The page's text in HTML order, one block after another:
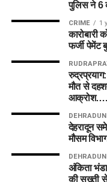
पुलिस ने 6
CRIME 1
कारोबारी
फर्जी पेमेंट
मौत से
आक्रोश….
DEHRADUN
देहरादून
मौसम
DEHRADUN
अंकिता
की सख्ती